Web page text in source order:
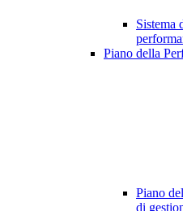
Sistema
Piano della
Piano
di